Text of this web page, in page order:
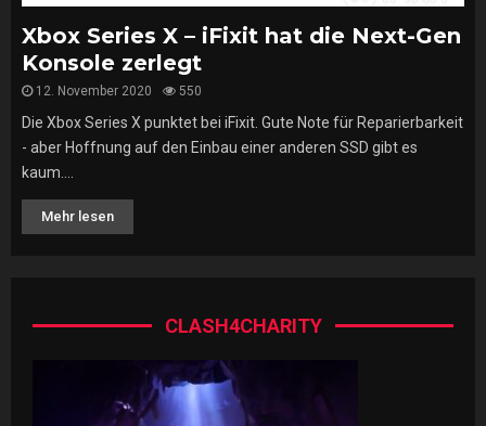
Xbox Series X – iFixit hat die Next-Gen
Konsole zerlegt
12. November 2020 550
Die Xbox Series X punktet bei iFixit. Gute Note für Reparierbarkeit
- aber Hoffnung auf den Einbau einer anderen SSD gibt es
kaum....
Mehr lesen
CLASH4CHARITY